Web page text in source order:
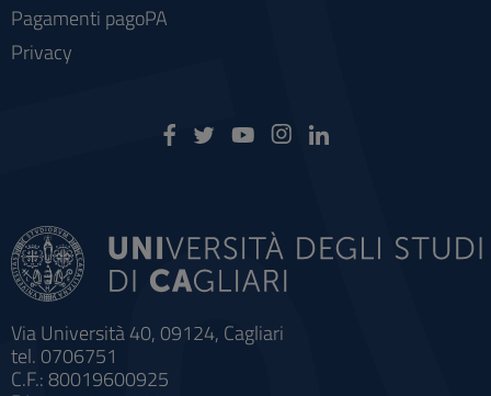
Via Università 40, 09124, Cagliari
tel. 0706751
C.F.: 80019600925
Pagamenti pagoPA
Privacy